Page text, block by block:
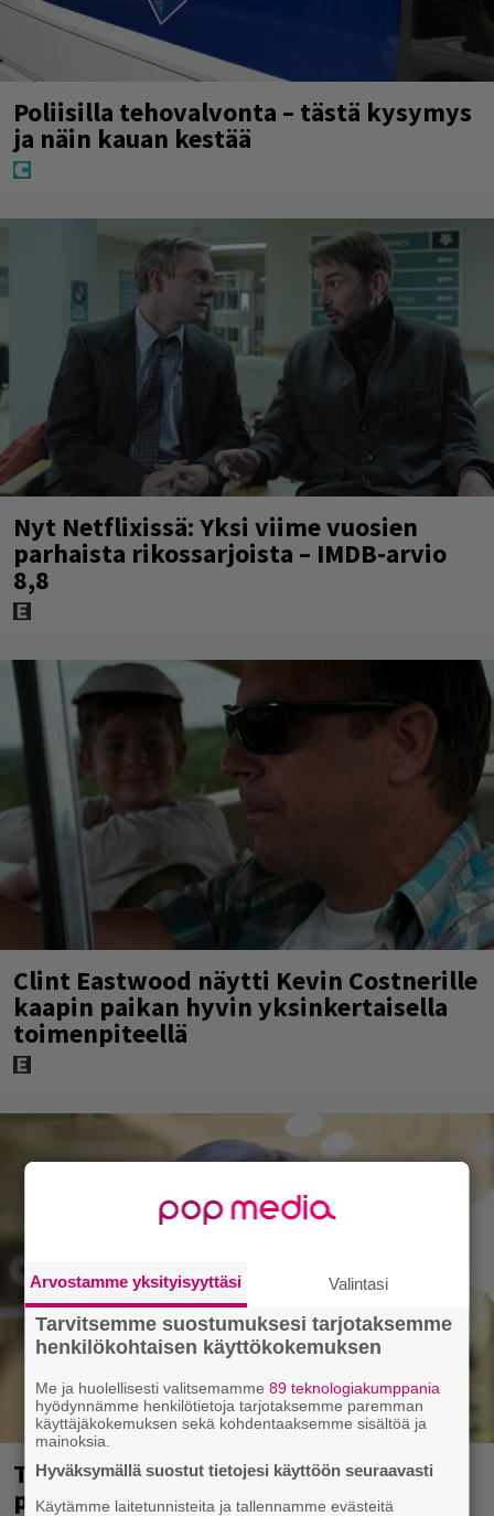
Poliisilla tehovalvonta – tästä kysymys
ja näin kauan kestää
Nyt Netflixissä: Yksi viime vuosien
parhaista rikossarjoista – IMDB-arvio
8,8
Clint Eastwood näytti Kevin Costnerille
kaapin paikan hyvin yksinkertaisella
toimenpiteellä
Tältä näyttää Vappu Pimiän
perhelomalla Portugalissa – ”Kaunis
Arvostamme yksityisyyttäsi Valintasi
Tarvitsemme suostumuksesi tarjotaksemme
henkilökohtaisen käyttökokemuksen
Me ja huolellisesti valitsemamme89 teknologiakumppania
hyödynnämme henkilötietoja tarjotaksemme paremman
käyttäjäkokemuksen sekä kohdentaaksemme sisältöä ja
mainoksia.
Hyväksymällä suostut tietojesi käyttöön seuraavasti
Käytämme laitetunnisteita ja tallennamme evästeitä